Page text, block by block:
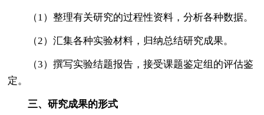
（1）整理有关研究的过程性资料，分析各种数据。
（2）汇集各种实验材料，归纳总结研究成果。
（3）撰写实验结题报告，接受课题鉴定组的评估鉴
定。
三、研究成果的形式